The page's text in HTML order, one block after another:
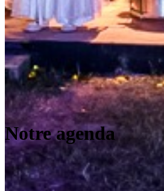
Notre agenda